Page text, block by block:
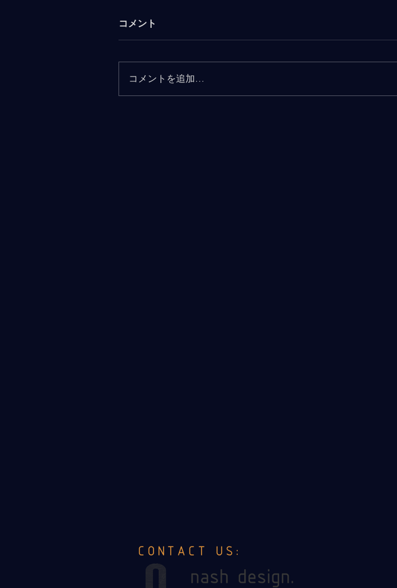
コメント
コメントを追加…
CONTACT US: